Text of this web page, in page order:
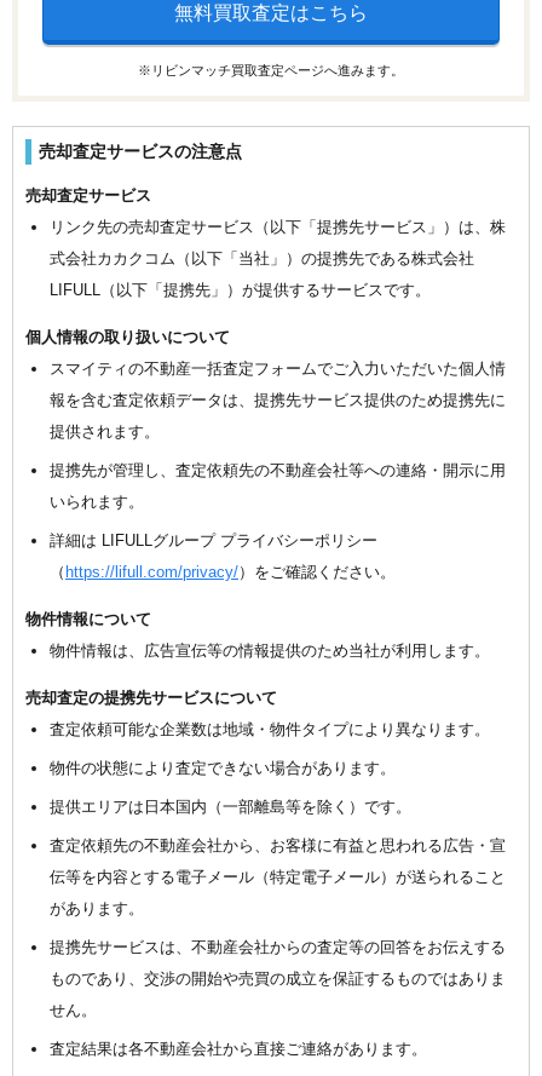
無料買取査定はこちら
※リビンマッチ買取査定ページへ進みます。
売却査定サービスの注意点
売却査定サービス
リンク先の売却査定サービス（以下「提携先サービス」）は、株
式会社カカクコム（以下「当社」）の提携先である株式会社
LIFULL（以下「提携先」）が提供するサービスです。
個人情報の取り扱いについて
スマイティの不動産一括査定フォームでご入力いただいた個人情
報を含む査定依頼データは、提携先サービス提供のため提携先に
提供されます。
提携先が管理し、査定依頼先の不動産会社等への連絡・開示に用
いられます。
詳細は LIFULLグループ プライバシーポリシー
（ https://lifull.com/privacy/）をご確認ください。
物件情報について
物件情報は、広告宣伝等の情報提供のため当社が利用します。
売却査定の提携先サービスについて
査定依頼可能な企業数は地域・物件タイプにより異なります。
物件の状態により査定できない場合があります。
提供エリアは日本国内（一部離島等を除く）です。
査定依頼先の不動産会社から、お客様に有益と思われる広告・宣
伝等を内容とする電子メール（特定電子メール）が送られること
があります。
提携先サービスは、不動産会社からの査定等の回答をお伝えする
ものであり、交渉の開始や売買の成立を保証するものではありま
せん。
査定結果は各不動産会社から直接ご連絡があります。